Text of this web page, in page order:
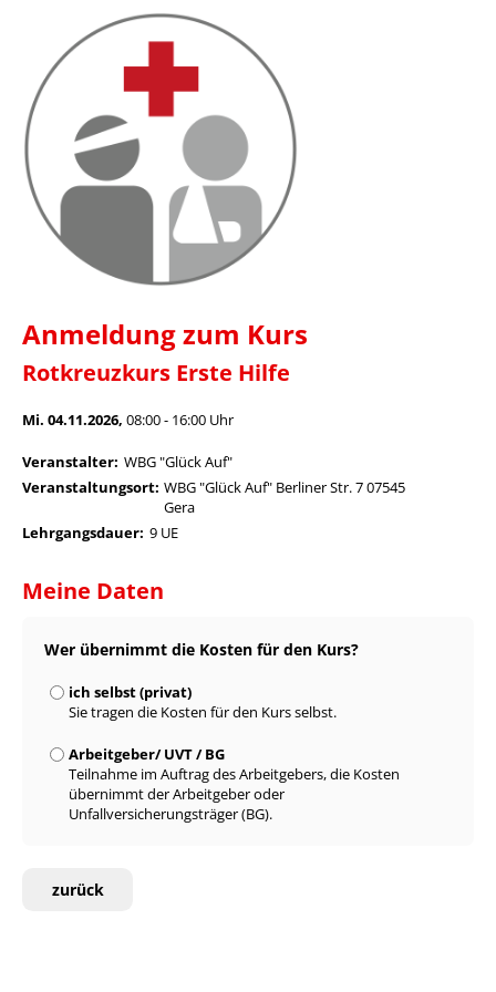
Anmeldung zum Kurs
Rotkreuzkurs Erste Hilfe
Mi. 04.11.2026, 08:00 - 16:00 Uhr
Veranstalter: WBG "Glück Auf"
Veranstaltungsort: WBG "Glück Auf" Berliner Str. 7 07545
Gera
Lehrgangsdauer: 9 UE
Meine Daten
Wer übernimmt die Kosten für den Kurs?
ich selbst (privat)
Sie tragen die Kosten für den Kurs selbst.
Arbeitgeber/ UVT / BG
Teilnahme im Auftrag des Arbeitgebers, die Kosten
übernimmt der Arbeitgeber oder
Unfallversicherungsträger (BG).
zurück